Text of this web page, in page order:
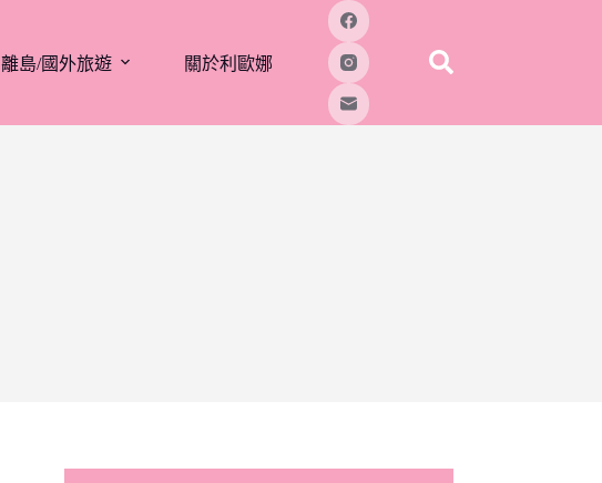
離島/國外旅遊 關於利歐娜